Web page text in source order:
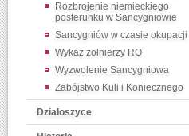
Rozbrojenie niemieckiego
posterunku w Sancygniowie
Sancygniów w czasie okupacji
Wykaz żołnierzy RO
Wyzwolenie Sancygniowa
Zabójstwo Kuli i Koniecznego
Działoszyce